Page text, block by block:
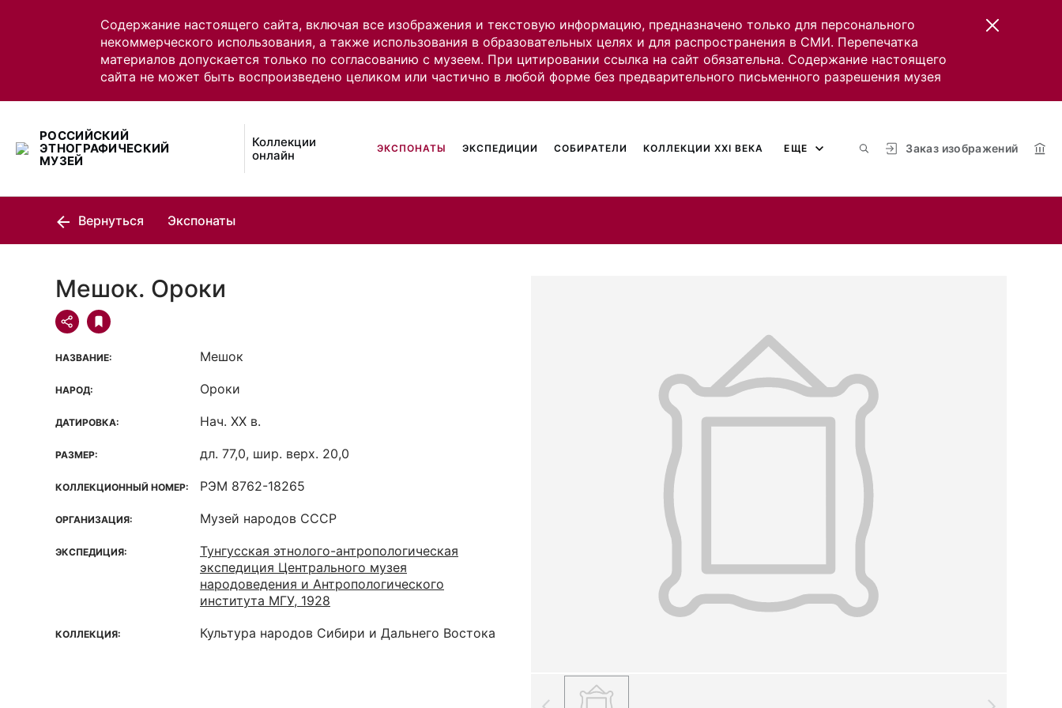
Содержание настоящего сайта, включая все изображения и текстовую информацию, предназначено только для персонального
некоммерческого использования, а также использования в образовательных целях и для распространения в СМИ. Перепечатка
материалов допускается только по согласованию с музеем. При цитировании ссылка на сайт обязательна. Содержание настоящего
сайта не может быть воспроизведено целиком или частично в любой форме без предварительного письменного разрешения музея
РОССИЙСКИЙ
ЭТНОГРАФИЧЕСКИЙ
МУЗЕЙ
Коллекции
онлайн
Заказ изображений
ЭКСПОНАТЫ ЭКСПЕДИЦИИ СОБИРАТЕЛИ КОЛЛЕКЦИИ XXI ВЕКА ЕЩЕ
Вернуться Экспонаты
Мешок. Ороки
НАЗВАНИЕ: Мешок
НАРОД: Ороки
ДАТИРОВКА: Нач. ХХ в.
РАЗМЕР: дл. 77,0, шир. верх. 20,0
КОЛЛЕКЦИОННЫЙ НОМЕР: РЭМ 8762-18265
ОРГАНИЗАЦИЯ: Музей народов СССР
ЭКСПЕДИЦИЯ:
Тунгусская этнолого-антропологическая
экспедиция Центрального музея
народоведения и Антропологического
института МГУ, 1928
КОЛЛЕКЦИЯ: Культура народов Сибири и Дальнего Востока